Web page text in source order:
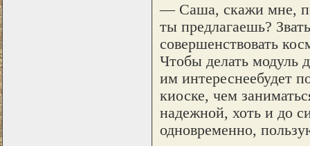
— Саша, скажи мне,
ты предлагаешь?
совершенствовать
Чтобы делать модуль
им интереснеебудет
киоске, чем
надежной, хоть и до
одновременно,